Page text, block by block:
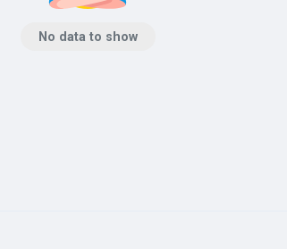
No data to show